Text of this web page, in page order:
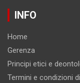
INFO
Home
Gerenza
Principi etici e
Termini e condizioni